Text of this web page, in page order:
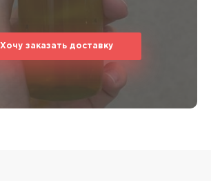
Хочу заказать доставку